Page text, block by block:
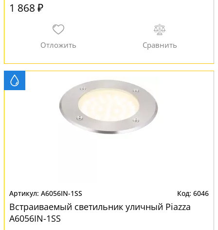
1 868 ₽
A6056IN-1SS 6046
Встраиваемый светильник уличный Piazza
A6056IN-1SS